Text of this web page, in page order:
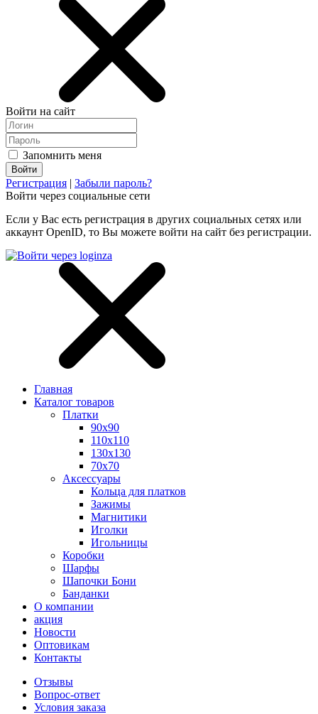
Войти на сайт
Запомнить меня
Регистрация | Забыли пароль?
Войти через социальные сети
Если у Вас есть регистрация в других социальных сетях или
аккаунт OpenID, то Вы можете войти на сайт без регистрации.
Главная
Каталог товаров
Платки
90x90
110x110
130x130
70х70
Аксессуары
Кольца для платков
Зажимы
Магнитики
Иголки
Игольницы
Коробки
Шарфы
Шапочки Бони
Банданки
О компании
акция
Новости
Оптовикам
Контакты
Отзывы
Вопрос-ответ
Условия заказа